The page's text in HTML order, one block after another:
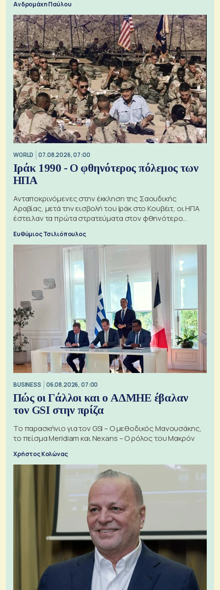
Ανδρομάχη Παύλου
WORLD 07.08.2026, 07:00
Ιράκ 1990 - Ο φθηνότερος πόλεμος των
ΗΠΑ
Ανταποκρινόμενες στην έκκληση της Σαουδικής
Αραβίας, μετά την εισβολή του Ιράκ στο Κουβέιτ, οι ΗΠΑ
έστειλαν τα πρώτα στρατεύματα στον φθηνότερο
Ευθύμιος Τσιλιόπουλος
BUSINESS 06.08.2026, 07:00
Πώς οι Γάλλοι και ο ΑΔΜΗΕ έβαλαν
τον GSI στην πρίζα
Το παρασκήνιο για τον GSI – Ο μεθοδικός Μανουσάκης,
το πείσμα Meridiam και Nexans – Ο ρόλος του Μακρόν
Χρήστος Κολώνας